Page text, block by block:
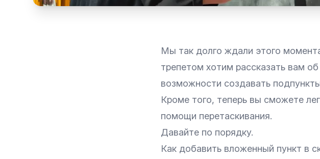
Мы так долго ждали этого
трепетом хотим рассказать вам
возможности создавать
Кроме того, теперь вы сможете
помощи перетаскивания.
Давайте по порядку.
Как добавить вложенный пункт в